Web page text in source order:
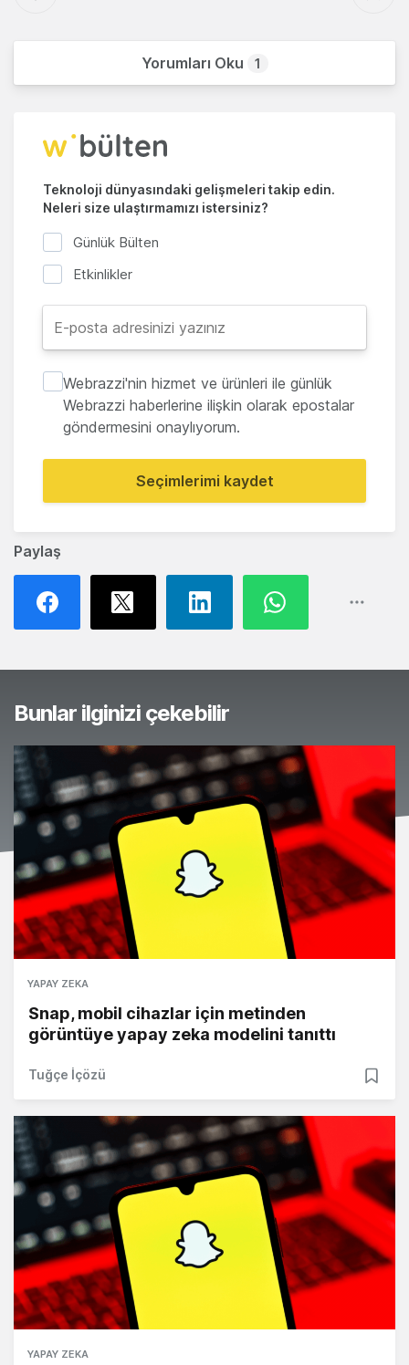
Paylaş
Yorumları Oku 1
Teknoloji dünyasındaki gelişmeleri takip edin.
Neleri size ulaştırmamızı istersiniz?
Günlük Bülten
Etkinlikler
Webrazzi'nin hizmet ve ürünleri ile günlük
Webrazzi haberlerine ilişkin olarak epostalar
göndermesini onaylıyorum.
Seçimlerimi kaydet
Bunlar ilginizi çekebilir
YAPAY ZEKA
Snap, mobil cihazlar için metinden
görüntüye yapay zeka modelini tanıttı
Tuğçe İçözü
YAPAY ZEKA